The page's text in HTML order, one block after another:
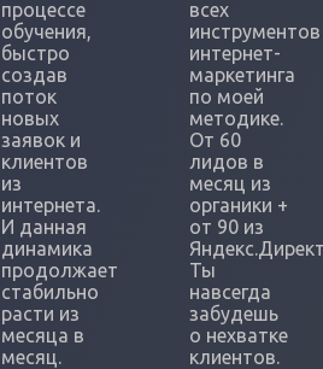
процессе
обучения,
быстро
создав
поток
новых
заявок и
клиентов
из
интернета.
И данная
динамика
продолжает
стабильно
расти из
месяца в
месяц.
всех
инструментов
интернет-
маркетинга
по моей
методике.
От 60
лидов в
месяц из
органики +
от 90 из
Ты
навсегда
забудешь
о нехватке
клиентов.